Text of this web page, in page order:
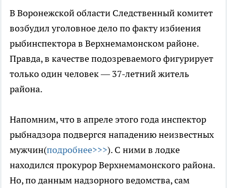
В Воронежской области Следственный комитет
возбудил уголовное дело по факту избиения
рыбинспектора в Верхнемамонском районе.
Правда, в качестве подозреваемого фигурирует
только один человек — 37-летний житель
района.
Напомним, что в апреле этого года инспектор
рыбнадзора подвергся нападению неизвестных
мужчин(подробнее>>>). С ними в лодке
находился прокурор Верхнемамонского района.
Но, по данным надзорного ведомства, сам